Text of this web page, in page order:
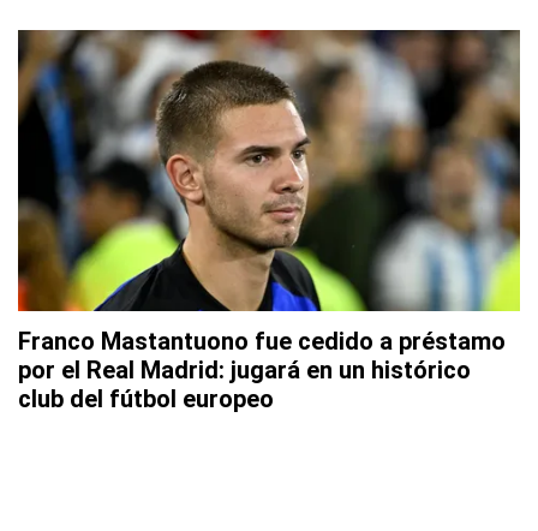
Franco Mastantuono fue cedido a préstamo
por el Real Madrid: jugará en un histórico
club del fútbol europeo